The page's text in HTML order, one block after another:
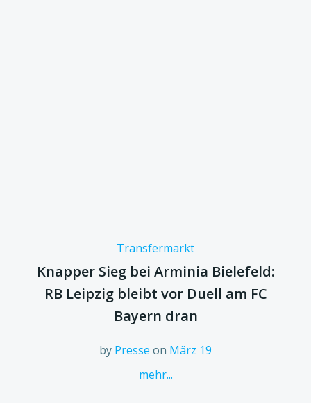
Transfermarkt
Knapper Sieg bei Arminia Bielefeld:
RB Leipzig bleibt vor Duell am FC
Bayern dran
by Presse on März 19
mehr...